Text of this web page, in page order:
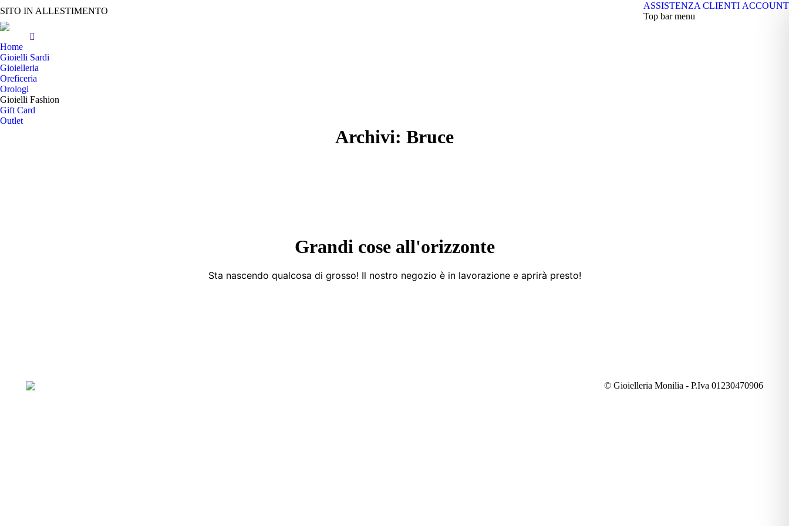
SITO IN ALLESTIMENTO ASSISTENZA CLIENTI ACCOUNT
Top bar menu
Home
Gioielli Sardi
Gioielleria
Oreficeria
Orologi
Gioielli Fashion
Gift Card
Outlet
Archivi: Bruce
Grandi cose all'orizzonte
Sta nascendo qualcosa di grosso! Il nostro negozio è in lavorazione e aprirà presto!
© Gioielleria Monilia - P.Iva 01230470906